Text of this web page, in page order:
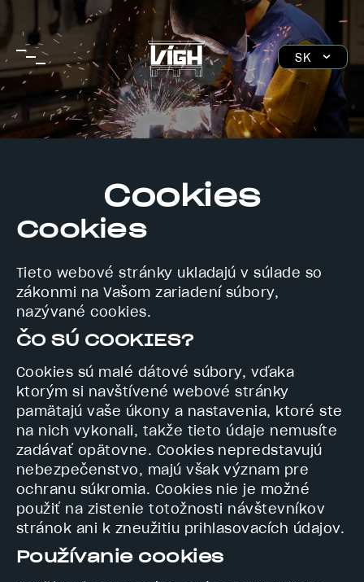
main
navigation
SK
EN
HU
Cookies
Cookies
Tieto webové stránky ukladajú v súlade so
zákonmi na Vašom zariadení súbory,
nazývané cookies.
ČO SÚ COOKIES?
Cookies sú malé dátové súbory, vďaka
ktorým si navštívené webové stránky
pamätajú vaše úkony a nastavenia, ktoré ste
na nich vykonali, takže tieto údaje nemusíte
zadávať opätovne. Cookies nepredstavujú
nebezpečenstvo, majú však význam pre
ochranu súkromia. Cookies nie je možné
použiť na zistenie totožnosti návštevníkov
stránok ani k zneužitiu prihlasovacích údajov.
Používanie cookies